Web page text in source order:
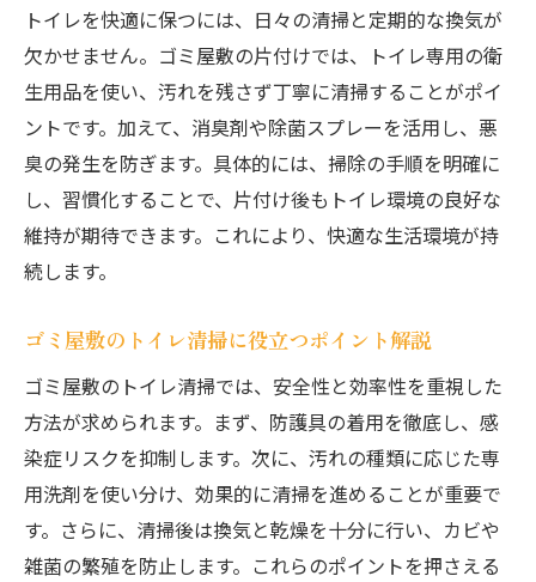
トイレを快適に保つには、日々の清掃と定期的な換気が
欠かせません。ゴミ屋敷の片付けでは、トイレ専用の衛
生用品を使い、汚れを残さず丁寧に清掃することがポイ
ントです。加えて、消臭剤や除菌スプレーを活用し、悪
臭の発生を防ぎます。具体的には、掃除の手順を明確に
し、習慣化することで、片付け後もトイレ環境の良好な
維持が期待できます。これにより、快適な生活環境が持
続します。
ゴミ屋敷のトイレ清掃に役立つポイント解説
ゴミ屋敷のトイレ清掃では、安全性と効率性を重視した
方法が求められます。まず、防護具の着用を徹底し、感
染症リスクを抑制します。次に、汚れの種類に応じた専
用洗剤を使い分け、効果的に清掃を進めることが重要で
す。さらに、清掃後は換気と乾燥を十分に行い、カビや
雑菌の繁殖を防止します。これらのポイントを押さえる